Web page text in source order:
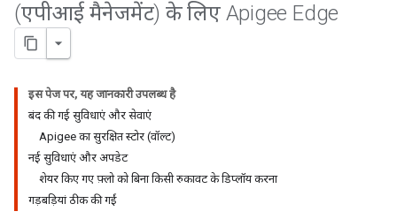
(एपीआई मैनेजमेंट) के लिए Apigee Edge
इस पेज पर, यह जानकारी उपलब्ध है
बंद की गई सुविधाएं और सेवाएं
Apigee का सुरक्षित स्टोर (वॉल्ट)
नई सुविधाएं और अपडेट
शेयर किए गए फ़्लो को बिना किसी रुकावट के डिप्लॉय करना
गड़बड़ियां ठीक की गईं